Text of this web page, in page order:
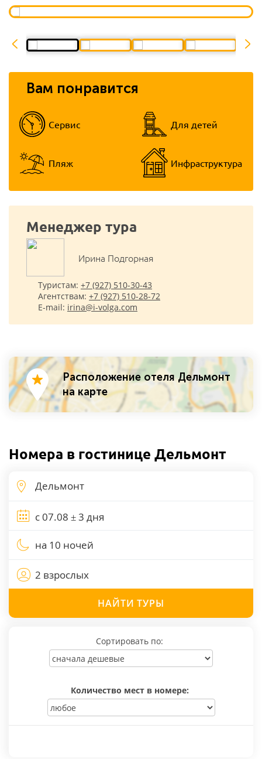
Вам понравится
Сервис Для детей
Пляж Инфраструктура
Менеджер тура
Ирина Подгорная
Туристам: +7 (927) 510-30-43
Агентствам: +7 (927) 510-28-72
E-mail: irina@i-volga.com
Расположение отеля Дельмонт
на карте
Номера в гостинице Дельмонт
на 10 ночей
2 взрослых
НАЙТИ ТУРЫ
Сортировать по:
Количество мест в номере: